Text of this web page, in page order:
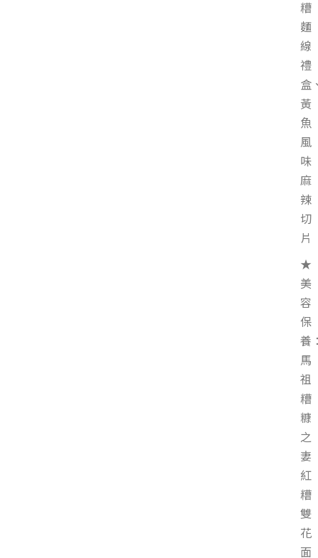
糟
麵
線
禮
盒
黃
魚
風
味
麻
辣
切
片
★
美
容
保
養
馬
祖
糟
糠
之
妻
紅
糟
雙
花
面